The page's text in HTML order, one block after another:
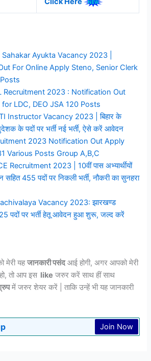
Ayukta Vacancy 2023 |
For Online Apply Steno, Senior Clerk
Recruitment 2023 : Notification Out
LDC, DEO JSA 120 Posts
Instructor Vacancy 2023 | बिहार के
के पदों पर भर्ती नई भर्ती, ऐसे करें आवेदन
2023 Notification Out Apply
Various Posts Group A,B,C
Recruitment 2023 | 10वीं पास अभ्यार्थीयों
455 पदों पर निकली भर्ती, नौकरी का सुनहरा
Vacancy 2023: झारखण्ड
पदों पर भर्ती हेतू आवेदन हुआ शुरू, जल्द करें
मेरी यहजानकारी पसंदआई होगी, अगर आपको मेरी
तो आप इस like जरुर करें साथ हीं साथ
में जरुर शेयर करें | ताकि उन्हें भी यह जानकारी
Join Now